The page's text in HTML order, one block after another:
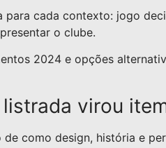
cada contexto: jogo
o clube.
2024 e opções
virou
como design, história e